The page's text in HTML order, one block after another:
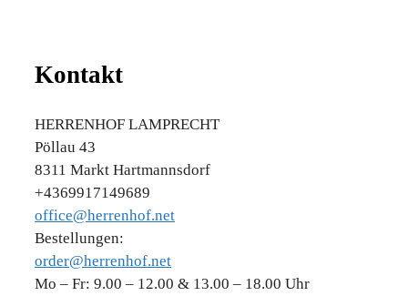
Kontakt
HERRENHOF LAMPRECHT
Pöllau 43
8311 Markt Hartmannsdorf
+4369917149689
office@herrenhof.net
Bestellungen:
order@herrenhof.net
Mo – Fr: 9.00 – 12.00 & 13.00 – 18.00 Uhr